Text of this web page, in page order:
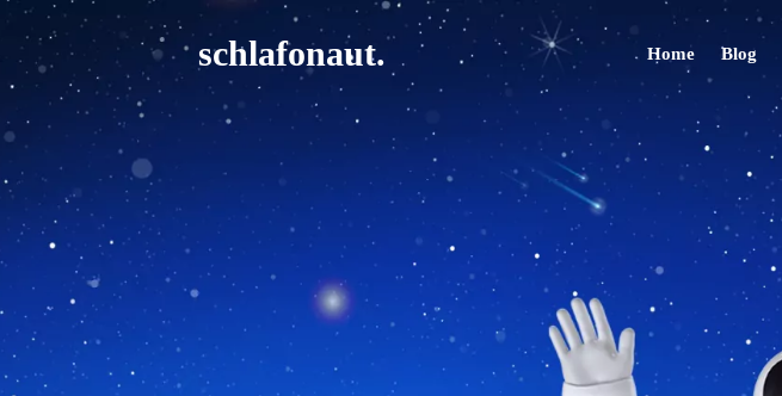
schlafonaut. Home Blog